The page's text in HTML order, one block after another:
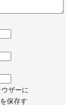
ザーに
保存す